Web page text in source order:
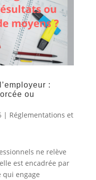
:
ou
| Réglementations et
ne relève
est encadrée par
qui engage